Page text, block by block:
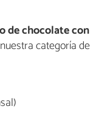
de chocolate con
categoría de